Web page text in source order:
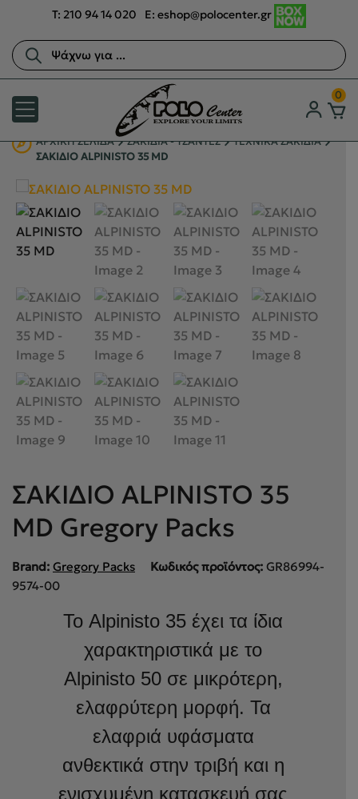
T: 210 94 14 020 E:eshop@polocenter.gr
0
Αναζήτηση
προϊόντων
ΑΡΧΙΚΉ ΣΕΛΊΔΑ ΣΑΚΙΔΙΑ - ΤΣΑΝΤΕΣ
ΤΕΧΝΙΚΑ ΣΑΚΙΔΙΑ
ΣΑΚΙΔΙΟ ALPINISTO 35 MD
ΣΑΚΙΔΙΟ ALPINISTO 35
MD Gregory Packs
Brand: Gregory Packs Κωδικός προϊόντος: GR86994-
9574-00
Το Alpinisto 35 έχει τα ίδια
χαρακτηριστικά με το
Alpinisto 50 σε μικρότερη,
ελαφρύτερη μορφή. Τα
ελαφριά υφάσματα
ανθεκτικά στην τριβή και η
ενισχυμένη κατασκευή σας